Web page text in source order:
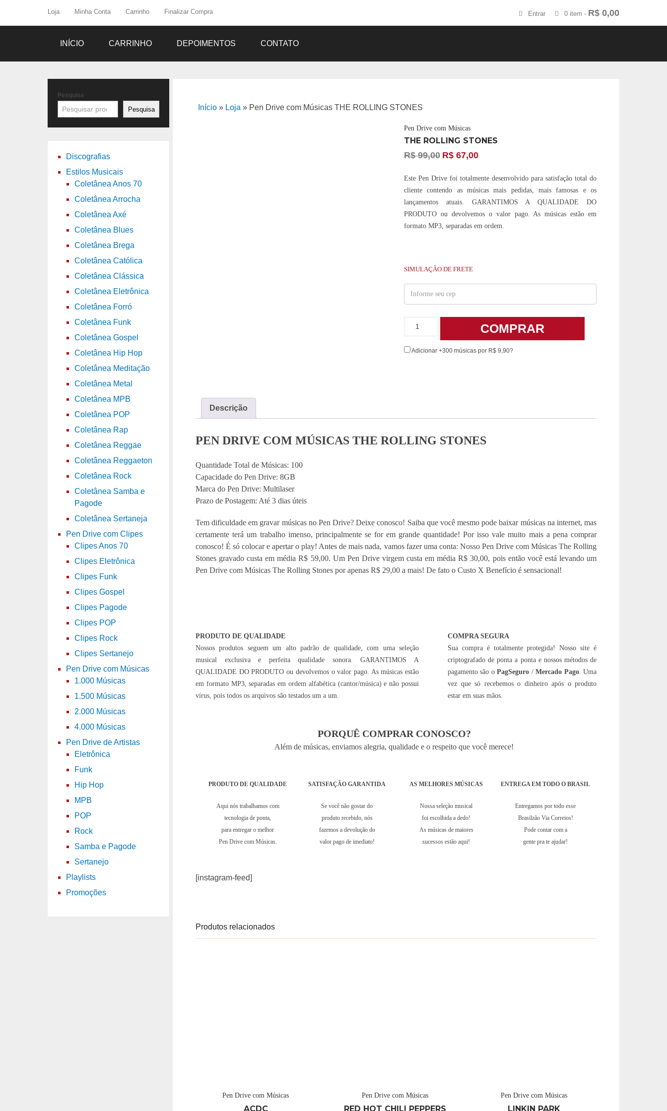
Loja Minha Conta Carrinho Finalizar Compra Entrar 0 item - R$ 0,00
INÍCIO CARRINHO DEPOIMENTOS CONTATO
Início » Loja » Pen Drive com Músicas THE ROLLING STONES
Pen Drive com Músicas
THE ROLLING STONES
R$99,00 R$ 67,00
Este Pen Drive foi totalmente desenvolvido para satisfação total do
cliente contendo as músicas mais pedidas, mais famosas e os
lançamentos atuais. GARANTIMOS A QUALIDADE DO
PRODUTO ou devolvemos o valor pago. As músicas estão em
formato MP3, separadas em ordem.
SIMULAÇÃO DE FRETE
COMPRAR
Adicionar +300 músicas por R$ 9,90?
Descrição
PEN DRIVE COM MÚSICAS THE ROLLING STONES
Quantidade Total de Músicas: 100
Capacidade do Pen Drive: 8GB
Marca do Pen Drive: Multilaser
Prazo de Postagem: Até 3 dias úteis
Tem dificuldade em gravar músicas no Pen Drive? Deixe conosco! Saiba que você mesmo pode baixar músicas na internet, mas
certamente terá um trabalho imenso, principalmente se for em grande quantidade! Por isso vale muito mais a pena comprar
conosco! É só colocar e apertar o play! Antes de mais nada, vamos fazer uma conta: Nosso Pen Drive com Músicas The Rolling
Stones gravado custa em média R$ 59,00. Um Pen Drive virgem custa em média R$ 30,00, pois então você está levando um
Pen Drive com Músicas The Rolling Stones por apenas R$ 29,00 a mais! De fato o Custo X Benefício é sensacional!
PRODUTO DE QUALIDADE
Nossos produtos seguem um alto padrão de qualidade, com uma seleção
musical exclusiva e perfeita qualidade sonora. GARANTIMOS A
QUALIDADE DO PRODUTO ou devolvemos o valor pago. As músicas estão
em formato MP3, separadas em ordem alfabética (cantor/música) e não possui
vírus, pois todos os arquivos são testados um a um.
COMPRA SEGURA
Sua compra é totalmente protegida! Nosso site é
criptografado de ponta a ponta e nossos métodos de
pagamento são oPagSeguro /Mercado Pago. Uma
vez que só recebemos o dinheiro após o produto
estar em suas mãos.
PORQUÊ COMPRAR CONOSCO?
Além de músicas, enviamos alegria, qualidade e o respeito que você merece!
PRODUTO DE QUALIDADE
Aqui nós trabalhamos com
tecnologia de ponta,
para entregar o melhor
Pen Drive com Músicas.
SATISFAÇÃO GARANTIDA
Se você não gostar do
produto recebido, nós
fazemos a devolução do
valor pago de imediato!
AS MELHORES MÚSICAS
Nossa seleção musical
foi escolhida a dedo!
As músicas de maiores
sucessos estão aqui!
ENTREGA EM TODO O BRASIL
Entregamos por todo esse
Brasilzão Via Correios!
Pode contar com a
gente pra te ajudar!
[instagram-feed]
Produtos relacionados
Pen Drive com Músicas
ACDC
Pen Drive com Músicas
RED HOT CHILI PEPPERS
Pen Drive com Músicas
LINKIN PARK
Pesquisa
Pesquisa
Discografias
Estilos Musicais
Coletânea Anos 70
Coletânea Arrocha
Coletânea Axé
Coletânea Blues
Coletânea Brega
Coletânea Católica
Coletânea Clássica
Coletânea Eletrônica
Coletânea Forró
Coletânea Funk
Coletânea Gospel
Coletânea Hip Hop
Coletânea Meditação
Coletânea Metal
Coletânea MPB
Coletânea POP
Coletânea Rap
Coletânea Reggae
Coletânea Reggaeton
Coletânea Rock
Coletânea Samba e
Pagode
Coletânea Sertaneja
Pen Drive com Clipes
Clipes Anos 70
Clipes Eletrônica
Clipes Funk
Clipes Gospel
Clipes Pagode
Clipes POP
Clipes Rock
Clipes Sertanejo
Pen Drive com Músicas
1.000 Músicas
1.500 Músicas
2.000 Músicas
4.000 Músicas
Pen Drive de Artistas
Eletrônica
Funk
Hip Hop
MPB
POP
Rock
Samba e Pagode
Sertanejo
Playlists
Promoções